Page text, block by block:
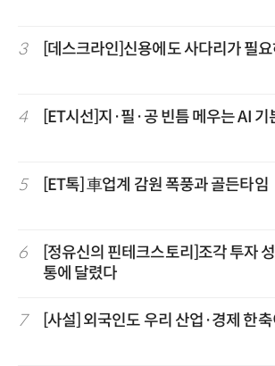
3 [데스크라인]신용에도 사다리가 필
4 [ET시선]지·필·공 빈틈 메우는 AI 기
5 [ET톡] 車업계 감원 폭풍과 골든타임
6
[정유신의 핀테크스토리]조각 투자
통에 달렸다
7 [사설] 외국인도 우리 산업·경제 한